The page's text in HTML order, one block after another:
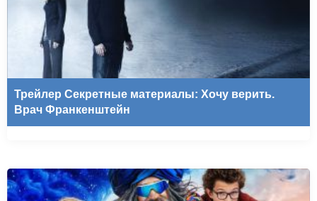
Трейлер Секретные материалы: Хочу верить.
Врач Франкенштейн